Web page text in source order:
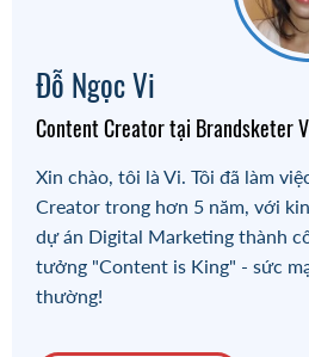
Đỗ Ngọc Vi
Content Creator tại Brandsketer
Xin chào, tôi là Vi. Tôi đã làm
Creator trong hơn 5 năm, với
dự án Digital Marketing thành
tưởng "Content is King" - sức
thường!